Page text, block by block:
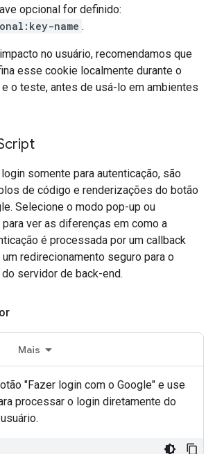
opcional for definido:
name .
no usuário, recomendamos que
esse cookie localmente durante o
o teste, antes de usá-lo em ambientes
somente para autenticação, são
de código e renderizações do botão
Selecione o modo pop-up ou
ver as diferenças em como a
é processada por um callback
redirecionamento seguro para o
servidor de back-end.
Mais
"Fazer login com o Google" e use
processar o login diretamente do